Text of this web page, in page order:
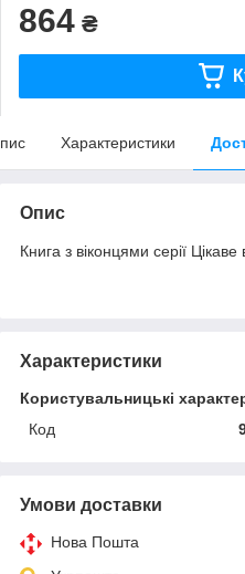
864 ₴
Характеристики
Опис
Книга з віконцями серії
Характеристики
Користувальницькі
Код
Умови доставки
Нова Пошта